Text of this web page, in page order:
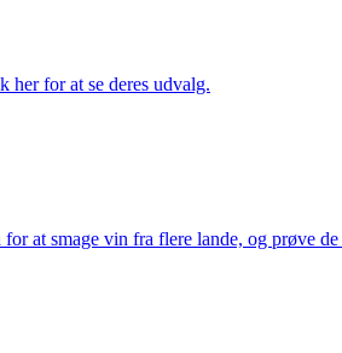
her for at se deres udvalg.
at smage vin fra flere lande, og prøve